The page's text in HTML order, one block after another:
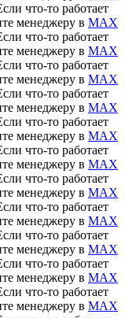
что-то работает
менеджеру в MAX
что-то работает
менеджеру в MAX
что-то работает
менеджеру в MAX
что-то работает
менеджеру в MAX
что-то работает
менеджеру в MAX
что-то работает
менеджеру в MAX
что-то работает
менеджеру в MAX
что-то работает
менеджеру в MAX
что-то работает
менеджеру в MAX
что-то работает
менеджеру в MAX
что-то работает
менеджеру в MAX